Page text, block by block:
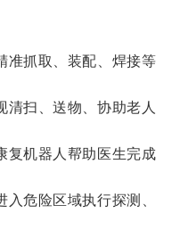
准抓取、装配、焊接等
清扫、送物、协助老人
复机器人帮助医生完成
危险区域执行探测、